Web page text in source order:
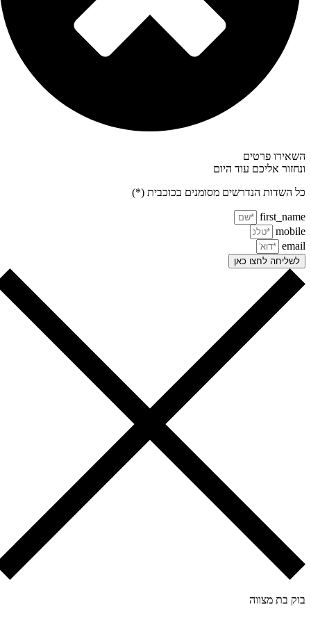
פרטים
אליכם עוד היום
השדות הנדרשים מסומנים בכוכבית (*)
לשליחה לחצו כאן
בת מצווה